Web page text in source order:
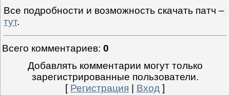
Все подробности и возможность скачать патч –
тут.
Всего комментариев: 0
Добавлять комментарии могут только
зарегистрированные пользователи.
[ Регистрация Вход ]